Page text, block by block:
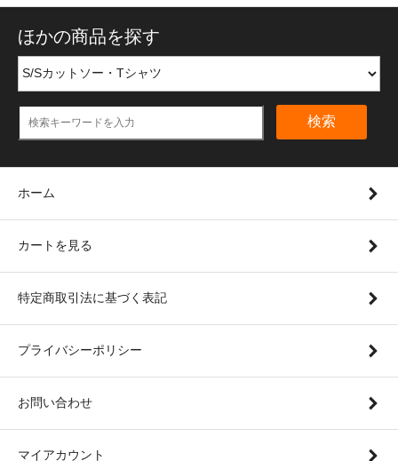
ほかの商品を探す
検索
ホーム
カートを見る
特定商取引法に基づく表記
プライバシーポリシー
お問い合わせ
マイアカウント